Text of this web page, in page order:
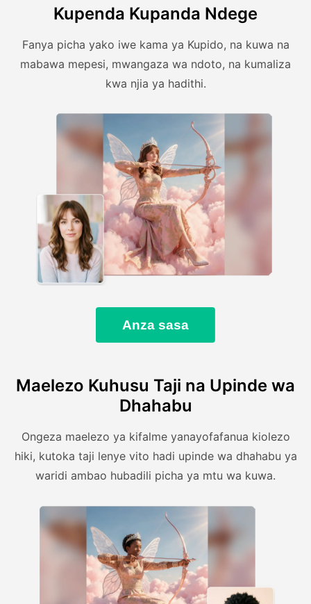
Kupenda Kupanda Ndege
Fanya picha yako iwe kama ya Kupido, na kuwa na
mabawa mepesi, mwangaza wa ndoto, na kumaliza
kwa njia ya hadithi.
Anza sasa
Maelezo Kuhusu Taji na Upinde wa
Dhahabu
Ongeza maelezo ya kifalme yanayofafanua kiolezo
hiki, kutoka taji lenye vito hadi upinde wa dhahabu ya
waridi ambao hubadili picha ya mtu wa kuwa.